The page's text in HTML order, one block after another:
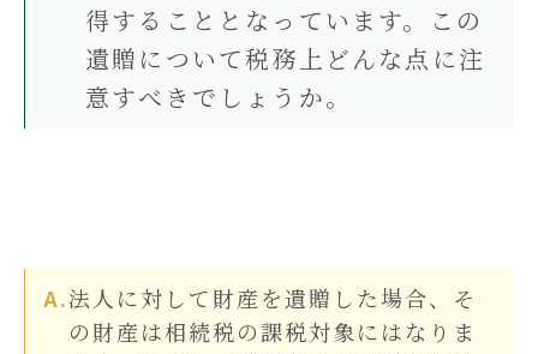
相続権がある人・ない人とは？配
偶者・子・兄弟姉妹の相続順位と
得することとなっています。この
遺贈について税務上どんな点に注
意すべきでしょうか。
法人に対して財産を遺贈した場合、そ
の財産は相続税の課税対象にはなりま